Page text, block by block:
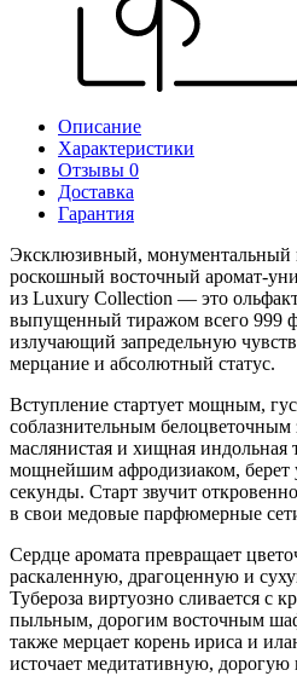
Описание
Характеристики
Отзывы 0
Доставка
Гарантия
Эксклюзивный, монументальный
роскошный восточный аромат-
из Luxury Collection — это
выпущенный тиражом всего 999
излучающий запредельную
мерцание и абсолютный статус.
Вступление стартует мощным,
соблазнительным белоцветочным
маслянистая и хищная индольная
мощнейшим афродизиаком, берет
секунды. Старт звучит
в свои медовые парфюмерные
Сердце аромата превращает
раскаленную, драгоценную и
Тубероза виртуозно сливается с
пыльным, дорогим восточным
также мерцает корень ириса и
источает медитативную, дорогую